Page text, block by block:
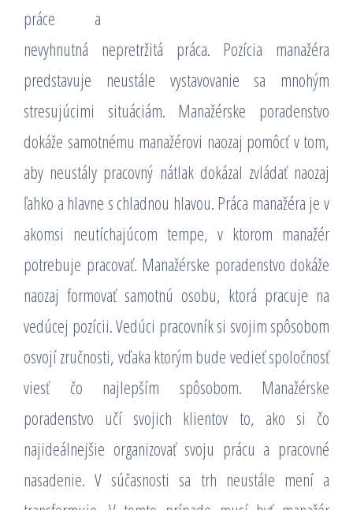
práce a
nevyhnutná nepretržitá práca. Pozícia manažéra
predstavuje neustále vystavovanie sa mnohým
stresujúcimi situáciám. Manažérske poradenstvo
dokáže samotnému manažérovi naozaj pomôcť v tom,
aby neustály pracovný nátlak dokázal zvládať naozaj
ľahko a hlavne s chladnou hlavou. Práca manažéra je v
akomsi neutíchajúcom tempe, v ktorom manažér
potrebuje pracovať. Manažérske poradenstvo dokáže
naozaj formovať samotnú osobu, ktorá pracuje na
vedúcej pozícii. Vedúci pracovník si svojim spôsobom
osvojí zručnosti, vďaka ktorým bude vedieť spoločnosť
viesť čo najlepším spôsobom. Manažérske
poradenstvo učí svojich klientov to, ako si čo
najideálnejšie organizovať svoju prácu a pracovné
nasadenie. V súčasnosti sa trh neustále mení a